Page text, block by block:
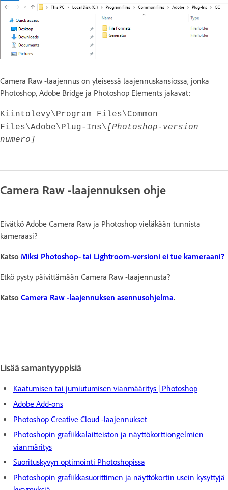
Camera Raw -laajennus on yleisessä laajennuskansiossa, jonka
Photoshop, Adobe Bridge ja Photoshop Elements jakavat:
Kiintolevy\Program Files\Common
Files\Adobe\Plug-Ins\[Photoshop-version
numero]
Camera Raw -laajennuksen ohje
Eivätkö Adobe Camera Raw ja Photoshop vieläkään tunnista
kameraasi?
Katso Miksi Photoshop- tai Lightroom-versioni ei tue kameraani?
Etkö pysty päivittämään Camera Raw -laajennusta?
Katso Camera Raw -laajennuksen asennusohjelma.
Lisää samantyyppisiä
Kaatumisen tai jumiutumisen vianmääritys | Photoshop
Adobe Add-ons
Photoshop Creative Cloud -laajennukset
Photoshopin grafiikkalaitteiston ja näyttökorttiongelmien
vianmäritys
Suorituskyvyn optimointi Photoshopissa
Photoshopin grafiikkasuorittimen ja näyttökortin usein kysyttyjä